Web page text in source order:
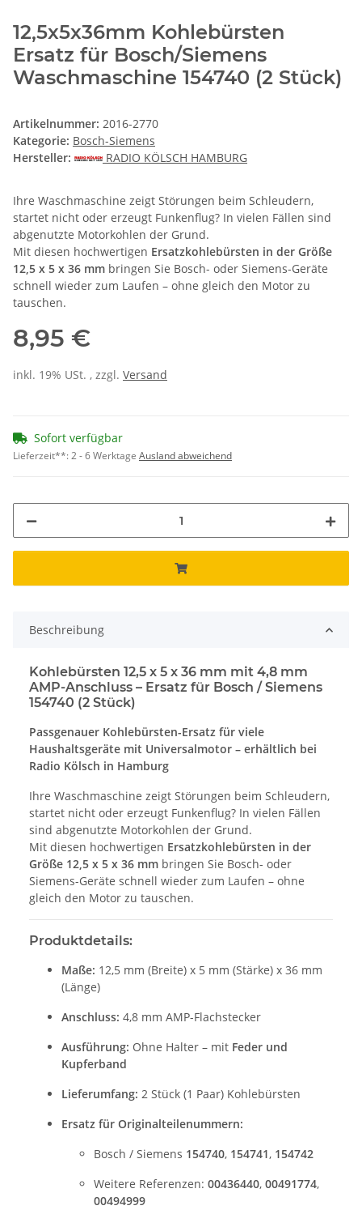
12,5x5x36mm Kohlebürsten
Ersatz für Bosch/Siemens
Waschmaschine 154740 (2 Stück)
Artikelnummer: 2016-2770
Kategorie: Bosch-Siemens
Hersteller:
RADIO KÖLSCH HAMBURG
Ihre Waschmaschine zeigt Störungen beim Schleudern,
startet nicht oder erzeugt Funkenflug? In vielen Fällen sind
abgenutzte Motorkohlen der Grund.
Mit diesen hochwertigen Ersatzkohlebürsten in der Größe
12,5 x 5 x 36 mm bringen Sie Bosch- oder Siemens-Geräte
schnell wieder zum Laufen – ohne gleich den Motor zu
tauschen.
8,95 €
inkl. 19% USt. , zzgl. Versand
Sofort verfügbar
Lieferzeit**:2 - 6 Werktage Ausland abweichend
Beschreibung
Kohlebürsten 12,5 x 5 x 36 mm mit 4,8 mm
AMP-Anschluss – Ersatz für Bosch / Siemens
154740 (2 Stück)
Passgenauer Kohlebürsten-Ersatz für viele
Haushaltsgeräte mit Universalmotor – erhältlich bei
Radio Kölsch in Hamburg
Ihre Waschmaschine zeigt Störungen beim Schleudern,
startet nicht oder erzeugt Funkenflug? In vielen Fällen
sind abgenutzte Motorkohlen der Grund.
Mit diesen hochwertigen Ersatzkohlebürsten in der
Größe 12,5 x 5 x 36 mm bringen Sie Bosch- oder
Siemens-Geräte schnell wieder zum Laufen – ohne
gleich den Motor zu tauschen.
Produktdetails:
Maße: 12,5 mm (Breite) x 5 mm (Stärke) x 36 mm
(Länge)
Anschluss: 4,8 mm AMP-Flachstecker
Ausführung: Ohne Halter – mit Feder und
Kupferband
Lieferumfang: 2 Stück (1 Paar) Kohlebürsten
Ersatz für Originalteilenummern:
Bosch / Siemens 154740, 154741, 154742
Weitere Referenzen: 00436440, 00491774,
00494999